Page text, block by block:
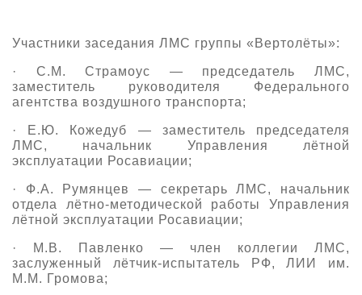
Участники заседания ЛМС группы «Вертолёты»:
· С.М.Страмоус — председатель ЛМС,
заместитель руководителя Федерального
агентства воздушного транспорта;
· Е.Ю. Кожедуб — заместитель председателя
ЛМС, начальник Управления лётной
эксплуатации Росавиации;
· Ф.А. Румянцев — секретарь ЛМС, начальник
отдела лётно-методической работы Управления
лётной эксплуатации Росавиации;
· М.В. Павленко — член коллегии ЛМС,
заслуженный лётчик-испытатель РФ, ЛИИ им.
М.М. Громова;